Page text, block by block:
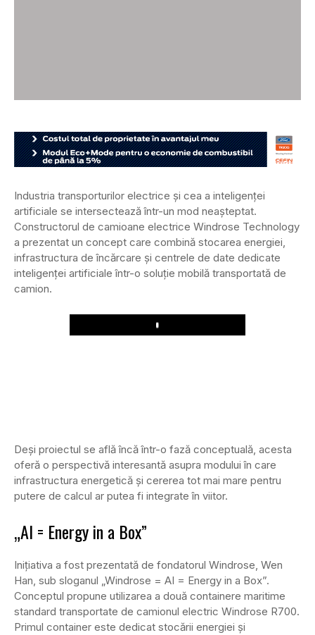
Industria transporturilor electrice și cea a inteligenței
artificiale se intersectează într-un mod neașteptat.
Constructorul de camioane electrice Windrose Technology
a prezentat un concept care combină stocarea energiei,
infrastructura de încărcare și centrele de date dedicate
inteligenței artificiale într-o soluție mobilă transportată de
camion.
Play
Deși proiectul se află încă într-o fază conceptuală, acesta
oferă o perspectivă interesantă asupra modului în care
infrastructura energetică și cererea tot mai mare pentru
putere de calcul ar putea fi integrate în viitor.
„AI = Energy in a Box”
Inițiativa a fost prezentată de fondatorul Windrose, Wen
Han, sub sloganul „Windrose = AI = Energy in a Box”.
Conceptul propune utilizarea a două containere maritime
standard transportate de camionul electric Windrose R700.
Primul container este dedicat stocării energiei și